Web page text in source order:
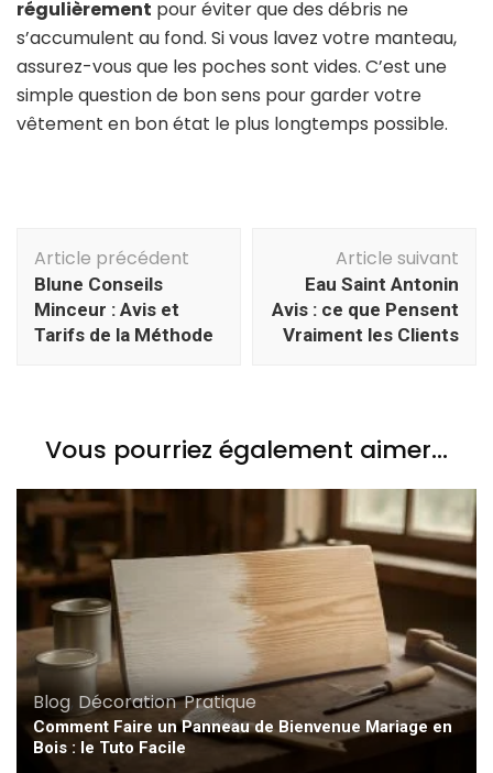
régulièrement pour éviter que des débris ne
s’accumulent au fond. Si vous lavez votre manteau,
assurez-vous que les poches sont vides. C’est une
simple question de bon sens pour garder votre
vêtement en bon état le plus longtemps possible.
d'article
Article précédent
Blune Conseils
Minceur : Avis et
Tarifs de la Méthode
Article suivant
Eau Saint Antonin
Avis : ce que Pensent
Vraiment les Clients
Vous pourriez également aimer...
Blog, Décoration,Pratique
Comment Faire un Panneau de Bienvenue Mariage en
Bois : le Tuto Facile